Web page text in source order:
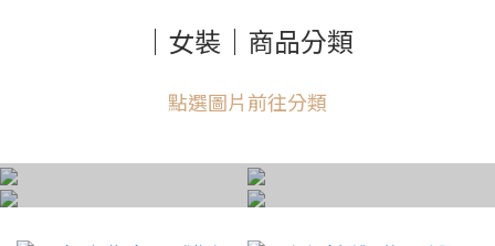
｜女裝｜商品分類
點選圖片前往分類
女裝｜內衣 女裝｜內褲